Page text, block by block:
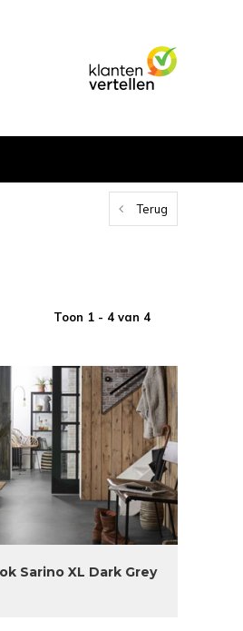
Terug
Toon 1 - 4 van 4
Sarino XL Dark Grey